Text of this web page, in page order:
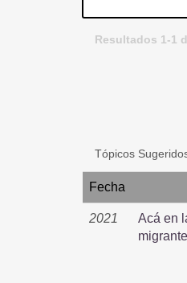
Resultados 1-1
Tópicos
Fecha
2021
Acá en